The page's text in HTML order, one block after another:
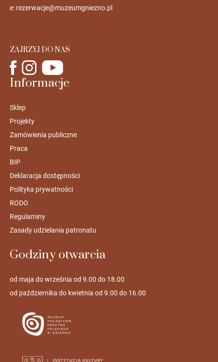
e: rezerwacje@muzeumgniezno.pl
ZAJRZYJ DO NAS
Informacje
Sklep
Projekty
Zamówienia publiczne
Praca
BIP
Deklaracja dostępności
Polityka prywatności
RODO
Regulaminy
Zasady udzielania patronatu
Godziny otwarcia
od maja do września od 9.00 do 18.00
od października do kwietnia od 9.00 do 16.00